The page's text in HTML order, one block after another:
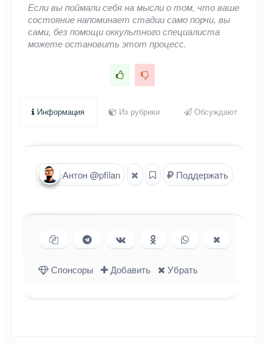
Если вы поймали себя на мысли о том, что ваше
состояние напоминает стадии само порчи, вы
сами, без помощи оккультного специалиста
можете остановить этот процесс.
Информация Из рубрики Обсуждают
Антон @pfilan Поддержать
Копировать ссылку
Поделиться в Telegram
Поделиться ВКонтакте
Поделиться в
Одноклассниках
Поделиться в
WhatsApp
в X (Twitter)
Спонсоры
Добавить Убрать